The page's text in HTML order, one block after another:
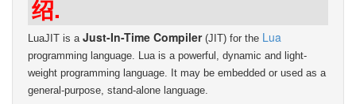
绍.
LuaJIT is a Just-In-Time Compiler(JIT) for the Lua
programming language. Lua is a powerful, dynamic and light-
weight programming language. It may be embedded or used as a
general-purpose, stand-alone language.